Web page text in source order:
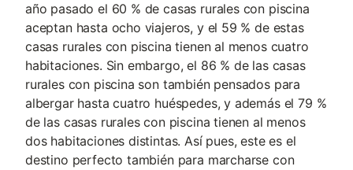
año pasado el 60 % de casas rurales con piscina
aceptan hasta ocho viajeros, y el 59 % de estas
casas rurales con piscina tienen al menos cuatro
habitaciones. Sin embargo, el 86 % de las casas
rurales con piscina son también pensados para
albergar hasta cuatro huéspedes, y además el 79 %
de las casas rurales con piscina tienen al menos
dos habitaciones distintas. Así pues, este es el
destino perfecto también para marcharse con